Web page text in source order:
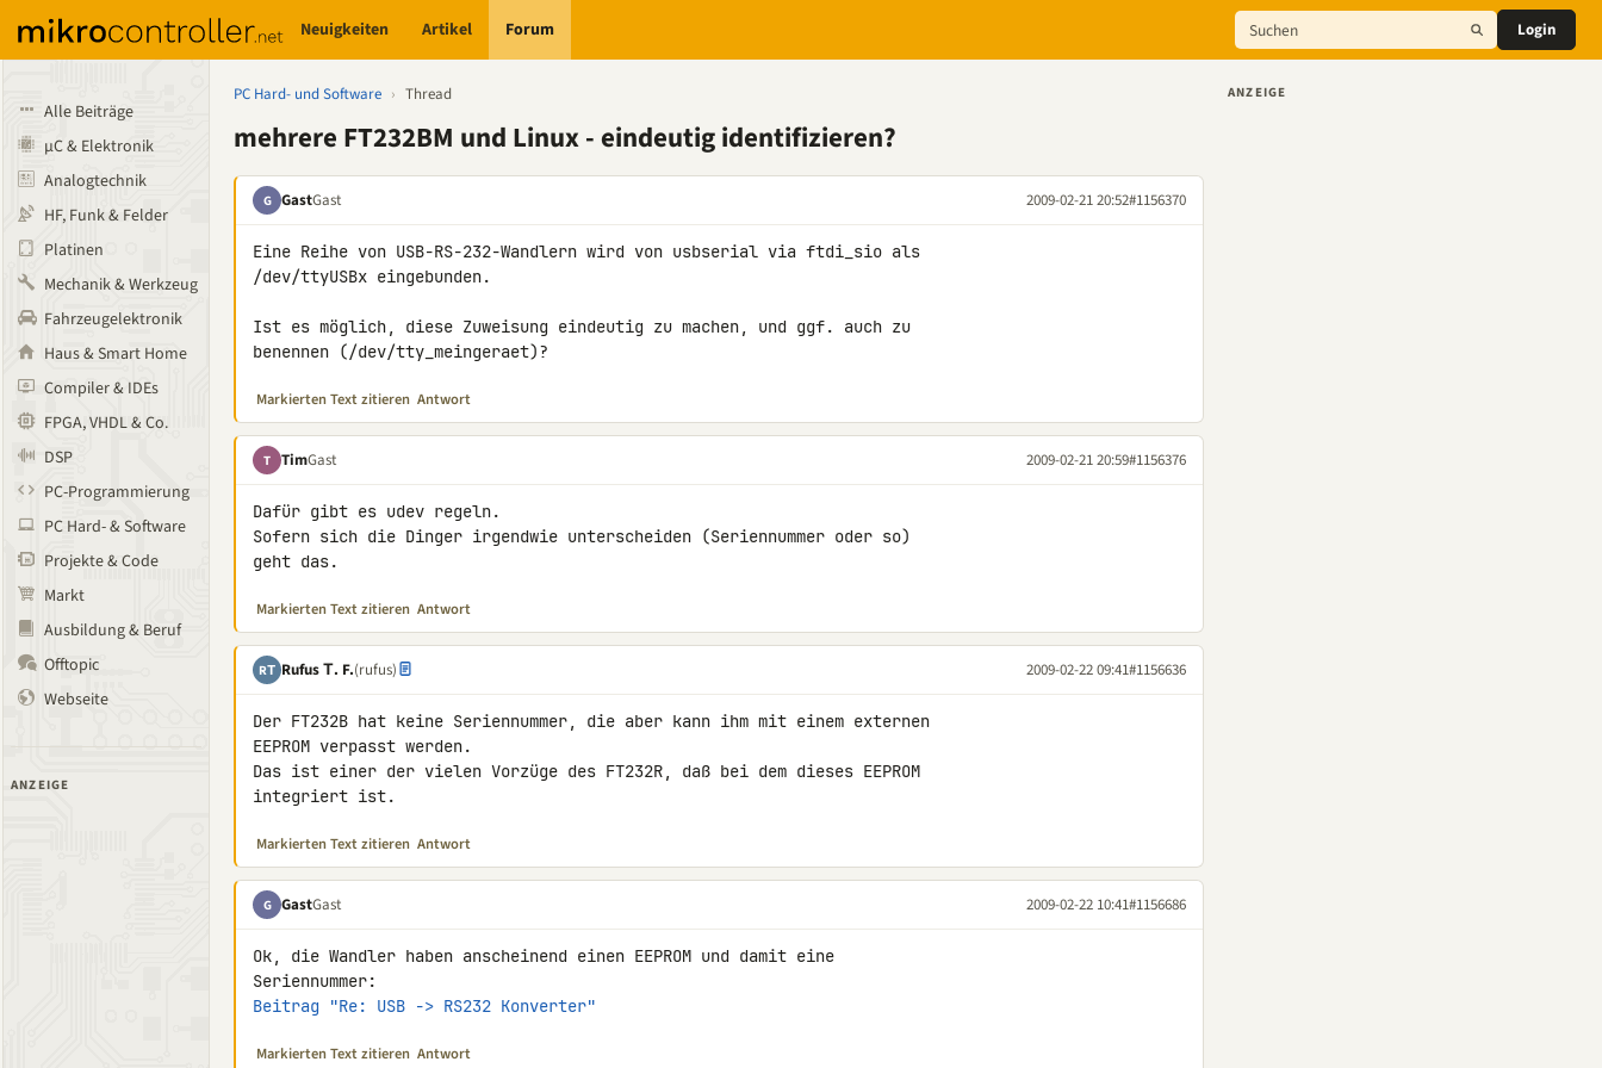
Neuigkeiten Artikel Forum Login
Alle Beiträge
µC & Elektronik
Analogtechnik
HF, Funk & Felder
Platinen
Mechanik & Werkzeug
Fahrzeugelektronik
Haus & Smart Home
Compiler & IDEs
FPGA, VHDL & Co.
DSP
PC-Programmierung
PC Hard- & Software
Projekte & Code
Markt
Ausbildung & Beruf
Offtopic
Webseite
ANZEIGE
PC Hard- und Software › Thread
mehrere FT232BM und Linux - eindeutig identifizieren?
G GastGast 2009-02-21 20:52#1156370
Eine Reihe von USB-RS-232-Wandlern wird von usbserial via ftdi_sio als
/dev/ttyUSBx eingebunden.
Ist es möglich, diese Zuweisung eindeutig zu machen, und ggf. auch zu
benennen (/dev/tty_meingeraet)?
Markierten Text zitieren Antwort
T TimGast 2009-02-21 20:59#1156376
Dafür gibt es udev regeln.
Sofern sich die Dinger irgendwie unterscheiden (Seriennummer oder so)
geht das.
Markierten Text zitieren Antwort
RΤ Rufus Τ. F.(rufus) 2009-02-22 09:41#1156636
Der FT232B hat keine Seriennummer, die aber kann ihm mit einem externen
EEPROM verpasst werden.
Das ist einer der vielen Vorzüge des FT232R, daß bei dem dieses EEPROM
integriert ist.
Markierten Text zitieren Antwort
G GastGast 2009-02-22 10:41#1156686
Ok, die Wandler haben anscheinend einen EEPROM und damit eine
Beitrag "Re: USB -> RS232 Konverter"
Markierten Text zitieren Antwort
ANZEIGE